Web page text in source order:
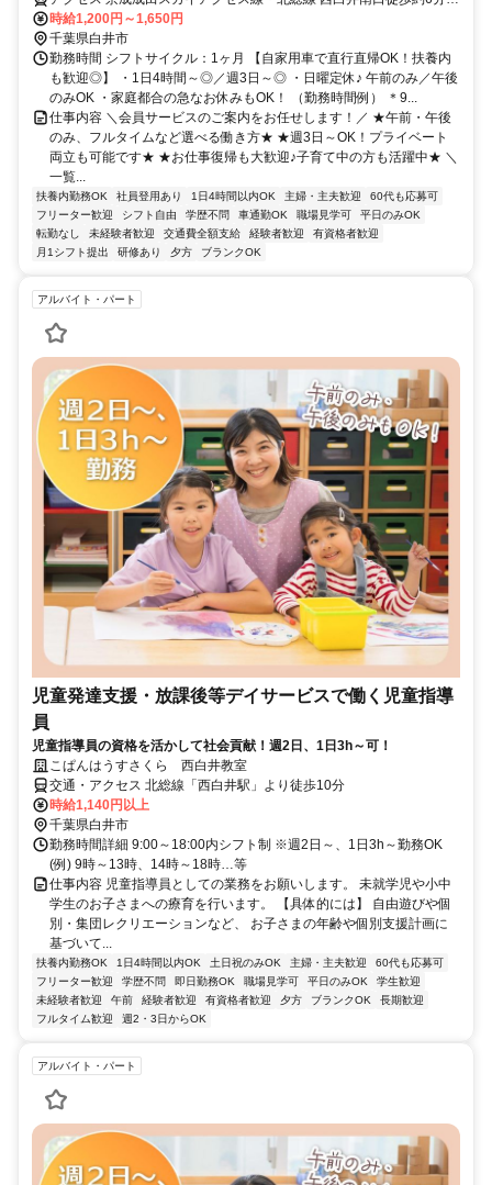
タイム希望も大歓迎/マイカーでの直行直帰OK/営業・テレアポ・販売経
験者は即戦力/正社員登用実績もあり◎
京成成田スカイアクセス線・北総線 白井南口徒歩約20分
時給1,200円～1,650円
千葉県白井市
勤務時間 シフトサイクル：1ヶ月 【自家用車で直行直帰OK！扶養内
も歓迎◎】 ・1日4時間～◎／週3日～◎ ・日曜定休♪ 午前のみ／午後
のみOK ・家庭都合の急なお休みもOK！ （勤務時間例） ＊9...
仕事内容 ＼会員サービスのご案内をお任せします！／ ★午前・午後
のみ、フルタイムなど選べる働き方★ ★週3日～OK！プライベート
両立も可能です★ ★お仕事復帰も大歓迎♪子育て中の方も活躍中★ ＼
一覧...
扶養内勤務OK 社員登用あり 1日4時間以内OK 主婦・主夫歓迎
60代も応募可
フリーター歓迎
シフト自由 学歴不問 車通勤OK 職場見学可
平日のみOK
転勤なし
未経験者歓迎 交通費全額支給 経験者歓迎
有資格者歓迎
月1シフト提出
研修あり 夕方 ブランクOK
アルバイト・パート
児童発達支援・放課後等デイサービスで働く児童指導
員
児童指導員の資格を活かして社会貢献！週2日、1日3h～可！
こぱんはうすさくら 西白井教室
交通・アクセス 北総線「西白井駅」より徒歩10分
時給1,140円以上
千葉県白井市
勤務時間詳細 9:00～18:00内シフト制 ※週2日～、1日3h～勤務OK
(例) 9時～13時、14時～18時…等
仕事内容 児童指導員としての業務をお願いします。 未就学児や小中
学生のお子さまへの療育を行います。 【具体的には】 自由遊びや個
別・集団レクリエーションなど、 お子さまの年齢や個別支援計画に
基づいて...
扶養内勤務OK 1日4時間以内OK 土日祝のみOK 主婦・主夫歓迎
60代も応募可
フリーター歓迎
学歴不問 即日勤務OK 職場見学可 平日のみOK
学生歓迎
未経験者歓迎
午前 経験者歓迎 有資格者歓迎 夕方 ブランクOK
長期歓迎
フルタイム歓迎
週2・3日からOK
アルバイト・パート